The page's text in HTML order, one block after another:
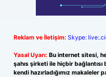
Reklam ve İletişim: Skype:
Yasal Uyarı: Bu internet sitesi,
şahıs şirketi ile hiçbir
kendi hazırladığımız makaleler